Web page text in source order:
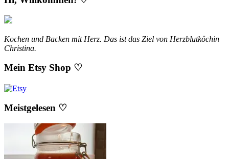
Kochen und Backen mit Herz. Das ist das Ziel von Herzblutköchin
Christina.
Mein Etsy Shop ♡
Meistgelesen ♡